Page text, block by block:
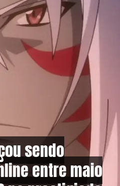
sendo
entre maio
sendo
entre maio